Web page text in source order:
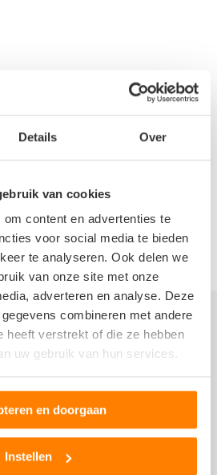
Details Over
van cookies
content en advertenties te
voor social media te bieden
te analyseren. Ook delen we
van onze site met onze
adverteren en analyse. Deze
combineren met andere
heeft verstrekt of die ze hebben
uw gebruik van hun services.
en doorgaan
Instellen